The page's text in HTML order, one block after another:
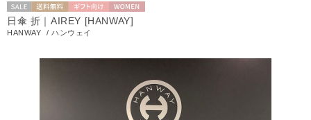
セー
ル
送料無料 ギフト向
け
WOMEN
日傘 折｜AIREY [HANWAY]
HANWAY /ハンウェイ